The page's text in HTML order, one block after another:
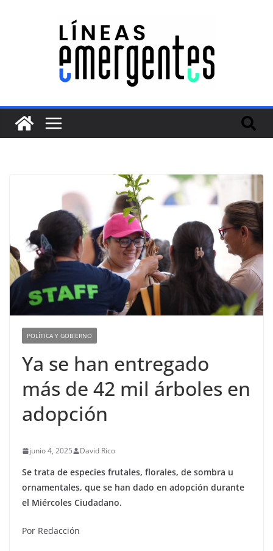
POLÍTICA Y GOBIERNO
Ya se han entregado
más de 42 mil árboles en
adopción
junio 4, 2025 David Rico
Se trata de especies frutales, florales, de sombra u
ornamentales, que se han dado en adopción durante
el Miércoles Ciudadano.
Por Redacción